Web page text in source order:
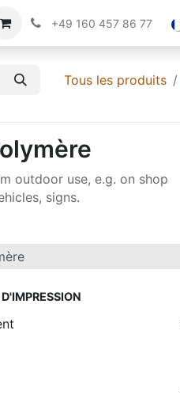
À propos de nous
+49 160 457 86 77
Tous les produits
outdoor use, e.g. on shop
signs.